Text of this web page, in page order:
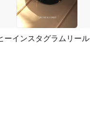
プレビュー AI再生成
ーインスタグラムリール